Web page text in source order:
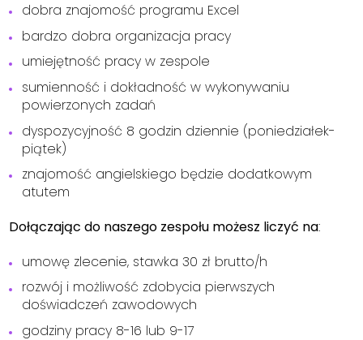
dobra znajomość programu Excel
bardzo dobra organizacja pracy
umiejętność pracy w zespole
sumienność i dokładność w wykonywaniu
powierzonych zadań
dyspozycyjność 8 godzin dziennie (poniedziałek-
piątek)
znajomość angielskiego będzie dodatkowym
atutem
Dołączając do naszego zespołu możesz liczyć na:
umowę zlecenie, stawka 30 zł brutto/h
rozwój i możliwość zdobycia pierwszych
doświadczeń zawodowych
godziny pracy 8-16 lub 9-17